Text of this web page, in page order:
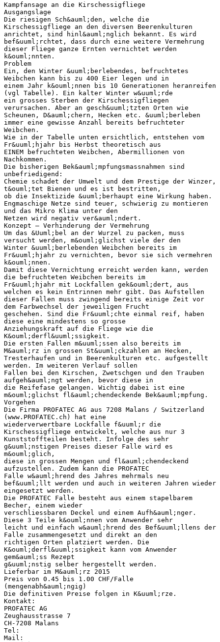
Kampfansage an die Kirschessigfliege
Ausgangslage
Die riesigen Sch&auml;den, welche die
Kirschessigfliege an den diversen Beerenkulturen
anrichtet, sind hinl&auml;nglich bekannt. Es wird
bef&uuml;rchtet, dass durch eine weitere Vermehrung
dieser Fliege ganze Ernten vernichtet werden
k&ouml;nnten.
Problem
Ein, den Winter &uuml;berlebendes, befruchtetes
Weibchen kann bis zu 400 Eier legen und in
einem Jahr k&ouml;nnen bis 10 Generationen heranreifen
(vgl Tabelle). Ein kalter Winter w&uuml;rde
ein grosses Sterben der Kirschessigfliegen
verursachen. Aber an gesch&uuml;tzten Orten wie
Scheunen, D&auml;chern, Hecken etc. &uuml;berleben
immer eine gewisse Anzahl bereits befruchteter
Weibchen.
Wie in der Tabelle unten ersichtlich, entstehen vom
Fr&uuml;hjahr bis Herbst theoretisch aus
EINEM befruchteten Weibchen, Abermillionen von
Nachkommen.
Die bisherigen Bek&auml;mpfungsmassnahmen sind
unbefriedigend:
Chemie schadet der Umwelt und dem Prestige der Winzer,
t&ouml;tet Bienen und es ist bestritten,
ob die Insektizide &uuml;berhaupt eine Wirkung haben.
Engmaschige Netze sind teuer, schwierig zu montieren
und das Mikro Klima unter den
Netzen wird negativ ver&auml;ndert.
Konzept – Verhinderung der Vermehrung
Um das &Uuml;bel an der Wurzel zu packen, muss
versucht werden, m&ouml;glichst viele der den
Winter &uuml;berlebenden Weibchen bereits im
Fr&uuml;hjahr zu vernichten, bevor sie sich vermehren
k&ouml;nnen.
Damit diese Vernichtung erreicht werden kann, werden
die befruchteten Weibchen bereits im
Fr&uuml;hjahr mit Lockfallen gek&ouml;dert, aus
welchen es kein Entrinnen mehr gibt. Das Aufstellen
dieser Fallen muss zwingend bereits einige Zeit vor
dem Farbwechsel der jeweiligen Frucht
geschehen. Sind die Fr&uuml;chte einmal reif, haben
diese eine mindestens so grosse
Anziehungskraft auf die Fliege wie die
K&ouml;derfl&uuml;ssigkeit.
Die ersten Fallen m&uuml;ssen also bereits im
M&auml;rz in grossen St&uuml;ckzahlen an Hecken,
Tresterhaufen und in Beerenkulturen etc. aufgestellt
werden. Im weiteren Verlauf sollen
Fallen bei den Kirschen, Zwetschgen und den Trauben
aufgeh&auml;ngt werden, bevor diese in
die Reifefase gelangen. Wichtig dabei ist eine
m&ouml;glichst fl&auml;chendeckende Bek&auml;mpfung.
Vorgehen
Die Firma PROFATEC AG aus 7208 Malans / Switzerland
(www.PROFATEC.ch) hat eine
wiederverwertbare Lockfalle f&uuml;r die
Kirschessigfliege entwickelt, welche aus nur 3
Kunststoffteilen besteht. Infolge des sehr
g&uuml;nstigen Preises dieser Falle wird es
m&ouml;glich,
diese in grossen Mengen und fl&auml;chendeckend
aufzustellen. Zudem kann die PROFATEC
Falle w&auml;hrend des Jahres mehrmals neu
bef&uuml;llt werden und auch in weiteren Jahren wieder
eingesetzt werden.
Die PROFATEC Falle besteht aus einem stapelbarem
Becher, einem wieder
verschliessbaren Deckel und einem Aufh&auml;nger.
Diese 3 Teile k&ouml;nnen vom Anwender sehr
leicht und einfach w&auml;hrend des Bef&uuml;llens der
Falle zusammengesetzt und direkt an den
richtigen Orten platziert werden. Die
K&ouml;derfl&uuml;ssigkeit kann vom Anwender
gem&auml;ss Rezept
g&uuml;nstig selber hergestellt werden.
Lieferbar im M&auml;rz 2015
Preis von 0.45 bis 1.00 CHF/Falle
(mengenabh&auml;ngig)
Die definitiven Preise folgen in K&uuml;rze.
Kontakt:
PROFATEC AG
Zeughausstrasse 7
CH-7208 Malans
Tel:
Mail: